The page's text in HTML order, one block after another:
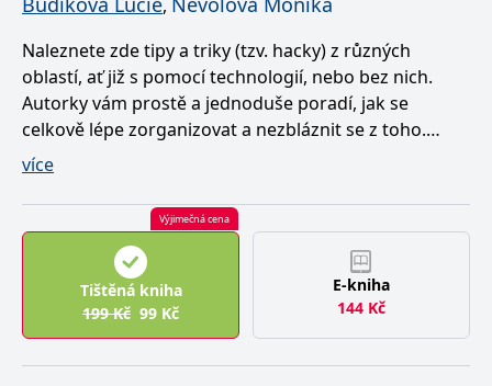
,
Naleznete zde tipy a triky (tzv. hacky) z různých
oblastí, ať již s pomocí technologií, nebo bez nich.
Autorky vám prostě a jednoduše poradí, jak se
celkově lépe zorganizovat a nezbláznit se z toho.
Zjistíte, jak si udělat systém, zlepšit návyky,
nezahlcovat se, jak efektivně stíhat své povinnosti, a
mít tak čas na radosti. Zredukujte tedy chaos a
udělejte si každodenní život snazší a zábavnější.
Získáte i tipy, jak se efektivně učit či jak hacknout
cestování. Nechte se inspirovat a prožijte svůj život na
plno! Stojí to za to.
více
Výjimečná cena
Tištěná kniha
199 Kč 99 Kč
E-kniha
144 Kč